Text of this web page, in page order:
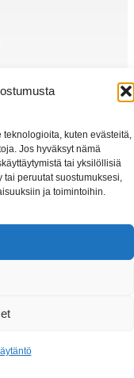
kuten evästeitä,
Jos hyväksyt nämä
tai yksilöllisiä
tai peruutat suostumuksesi,
ja toimintoihin.
| VYBO Electric